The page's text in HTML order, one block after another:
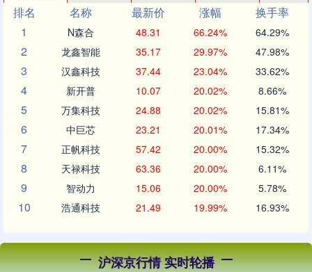
排名
名称 最新价 涨幅
换手率
1
N森合 48.31 66.24% 64.29%
2 龙鑫智能 35.17 29.97% 47.98%
3 汉鑫科技 37.44 23.04% 33.62%
4 新开普 10.07 20.02% 8.66%
5 万集科技 24.88 20.02% 15.81%
6 中巨芯 23.21 20.01% 17.34%
7 正帆科技 57.42 20.00% 15.32%
8 天禄科技 63.36 20.00% 6.11%
9 智动力 15.06 20.00% 5.78%
10 浩通科技 21.49 19.99% 16.93%
沪深京行情 实时轮播